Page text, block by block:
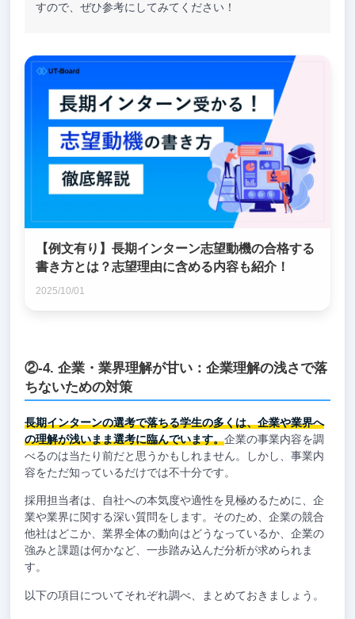
すので、ぜひ参考にしてみてください！
【例文有り】長期インターン志望動機の合格する
書き方とは？志望理由に含める内容も紹介！
2025/10/01
②-4. 企業・業界理解が甘い：企業理解の浅さで落
ちないための対策
長期インターンの選考で落ちる学生の多くは、企業や業界へ
の理解が浅いまま選考に臨んでいます。企業の事業内容を調
べるのは当たり前だと思うかもしれません。しかし、事業内
容をただ知っているだけでは不十分です。
採用担当者は、自社への本気度や適性を見極めるために、企
業や業界に関する深い質問をします。そのため、企業の競合
他社はどこか、業界全体の動向はどうなっているか、企業の
強みと課題は何かなど、一歩踏み込んだ分析が求められま
す。
以下の項目についてそれぞれ調べ、まとめておきましょう。